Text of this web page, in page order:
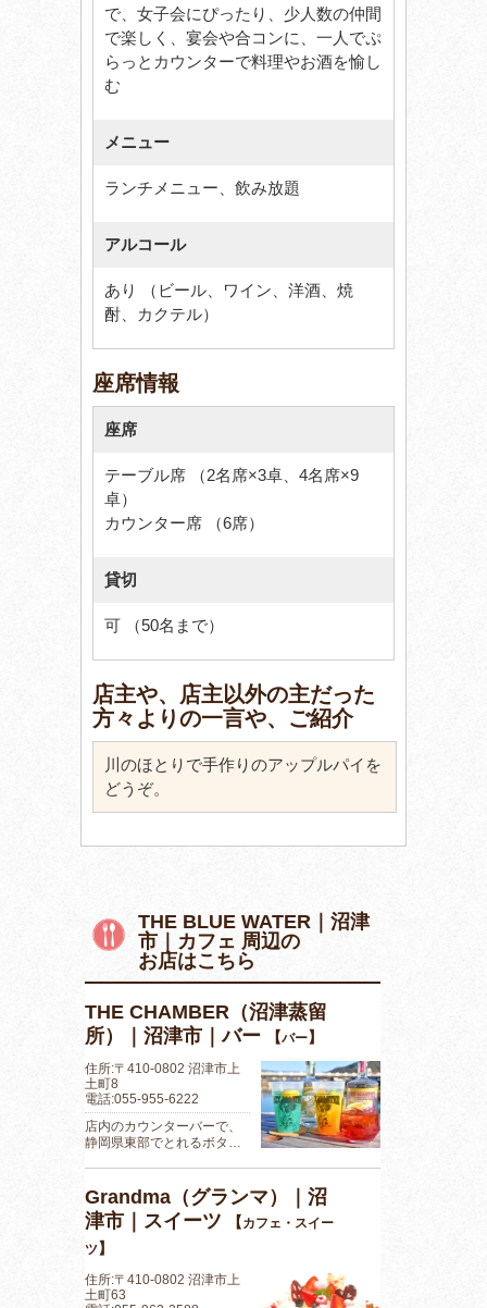
で、女子会にぴったり、少人数の仲間
で楽しく、宴会や合コンに、一人でぷ
らっとカウンターで料理やお酒を愉し
む
メニュー
ランチメニュー、飲み放題
アルコール
あり （ビール、ワイン、洋酒、焼
酎、カクテル）
座席情報
座席
テーブル席 （2名席×3卓、4名席×9
卓）
カウンター席 （6席）
貸切
可 （50名まで）
店主や、店主以外の主だった
方々よりの一言や、ご紹介
川のほとりで手作りのアップルパイを
どうぞ。
THE BLUE WATER｜沼津
市｜カフェ 周辺の
お店はこちら
THE CHAMBER（沼津蒸留
所）｜沼津市｜バー
【バー】
住所:〒410-0802 沼津市上
土町8
電話:055-955-6222
店内のカウンターバーで、
静岡県東部でとれるボタ…
Grandma（グランマ）｜沼
津市｜スイーツ
【カフェ・スイー
ツ 】
住所:〒410-0802 沼津市上
土町63